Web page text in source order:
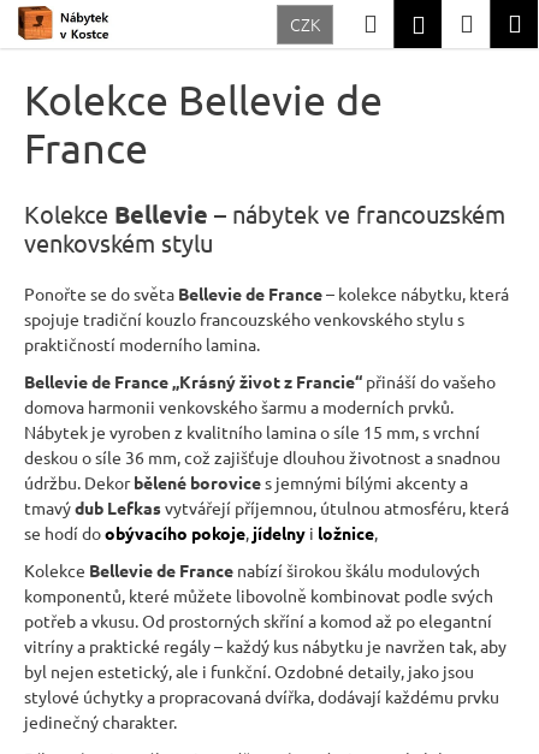
Přejít
CZK HledatPřihlášení
Kolekce Bellevie de
France
Kolekce Bellevie – nábytek ve francouzském
venkovském stylu
Ponořte se do světa Bellevie de France– kolekce nábytku, která
spojuje tradiční kouzlo francouzského venkovského stylu s
praktičností moderního lamina.
Bellevie de France „Krásný život z Francie“ přináší do vašeho
domova harmonii venkovského šarmu a moderních prvků.
Nábytek je vyroben z kvalitního lamina o síle 15 mm, s vrchní
deskou o síle 36 mm, což zajišťuje dlouhou životnost a snadnou
údržbu. Dekorbělené borovices jemnými bílými akcenty a
tmavýdub Lefkasvytvářejí příjemnou, útulnou atmosféru, která
se hodí doobývacího pokoje jídelny i ložnice
Kolekce Bellevie de France nabízí širokou škálu modulových
komponentů, které můžete libovolně kombinovat podle svých
potřeb a vkusu. Od prostorných skříní a komod až po elegantní
vitríny a praktické regály – každý kus nábytku je navržen tak, aby
byl nejen estetický, ale i funkční. Ozdobné detaily, jako jsou
stylové úchytky a propracovaná dvířka, dodávají každému prvku
jedinečný charakter.
o
C
o
p
o
ř
e
b
u
j
e
t
e
n
a
j
í
t
?